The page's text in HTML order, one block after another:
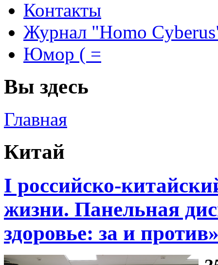
Контакты
Журнал "Homo
Юмор ( =
Вы здесь
Главная
Китай
I российско-
жизни. Панельная
здоровье: за и